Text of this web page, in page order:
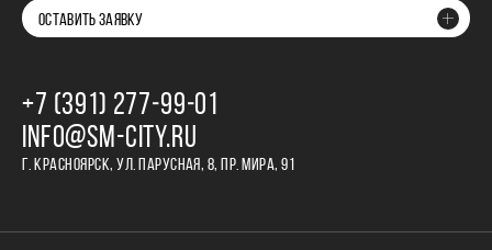
ОСТАВИТЬ ЗАЯВКУ
+7 (391) 277‒99‒01
INFO@SM-CITY.RU
Г. КРАСНОЯРСК, УЛ. ПАРУСНАЯ, 8, ПР. МИРА, 91